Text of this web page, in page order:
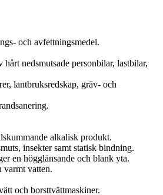
och avfettningsmedel.
nedsmutsade personbilar, lastbilar,
lantbruksredskap, gräv- och
alkalisk produkt.
insekter samt statisk bindning.
en högglänsande och blank yta.
varmt vatten.
och borsttvättmaskiner.